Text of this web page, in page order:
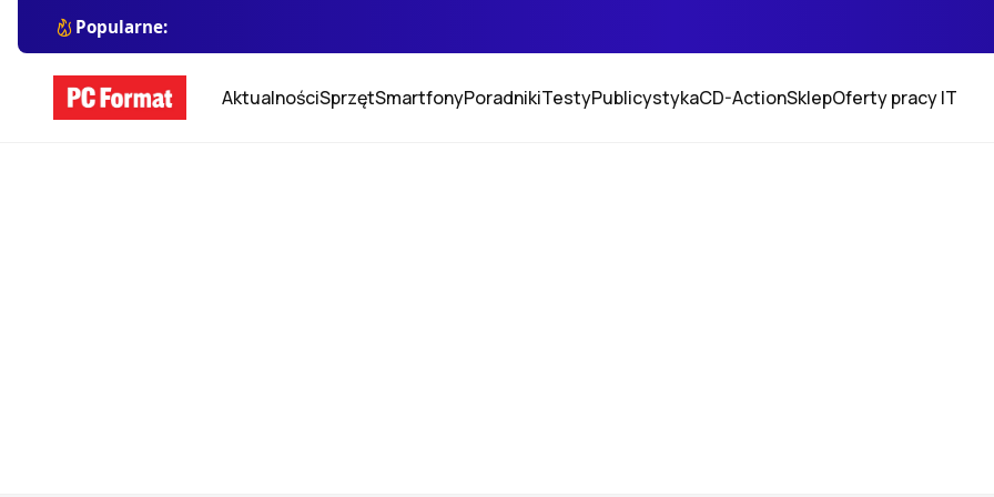
Popularne:
AktualnościSprzętSmartfonyPoradnikiTestyPublicystykaCD-ActionSklepOferty pracy IT